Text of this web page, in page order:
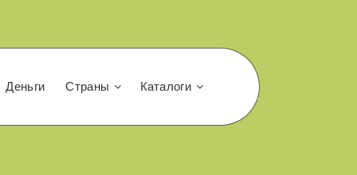
Деньги Страны Каталоги